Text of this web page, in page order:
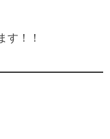
す！！